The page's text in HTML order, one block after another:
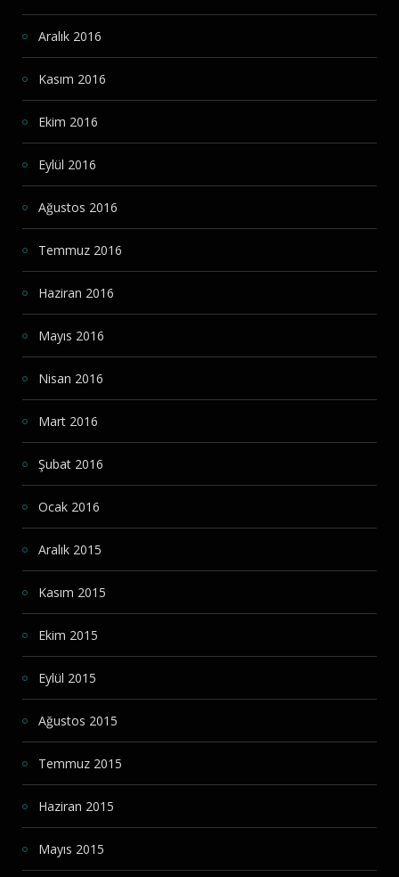
Aralık 2016
Kasım 2016
Ekim 2016
Eylül 2016
Ağustos 2016
Temmuz 2016
Haziran 2016
Mayıs 2016
Nisan 2016
Mart 2016
Şubat 2016
Ocak 2016
Aralık 2015
Kasım 2015
Ekim 2015
Eylül 2015
Ağustos 2015
Temmuz 2015
Haziran 2015
Mayıs 2015